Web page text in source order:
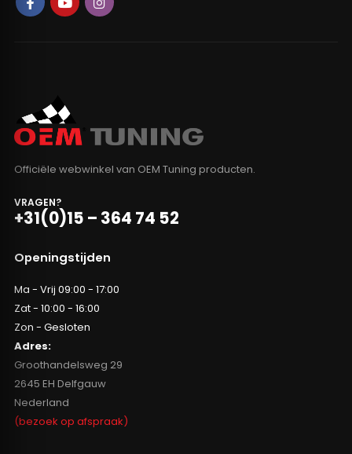
Officiële webwinkel van OEM Tuning producten.
VRAGEN?
+31(0)15 – 364 74 52
Openingstijden
Ma - Vrij 09:00 - 17:00
Zat - 10:00 - 16:00
Zon - Gesloten
Adres:
Groothandelsweg 29
2645 EH Delfgauw
Nederland
(bezoek op afspraak)